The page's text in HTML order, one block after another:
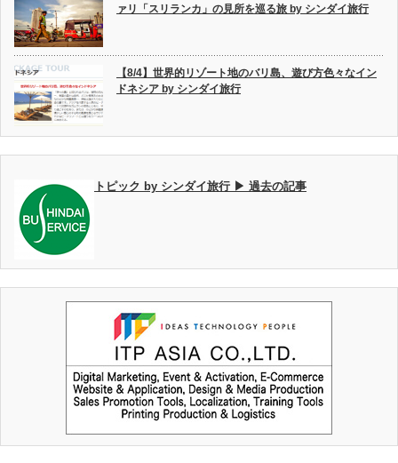
ァリ「スリランカ」の見所を巡る旅 by シンダイ旅行
【8/4】世界的リゾート地のバリ島、遊び方色々なイン
ドネシア by シンダイ旅行
トピック by シンダイ旅行 ▶ 過去の記事